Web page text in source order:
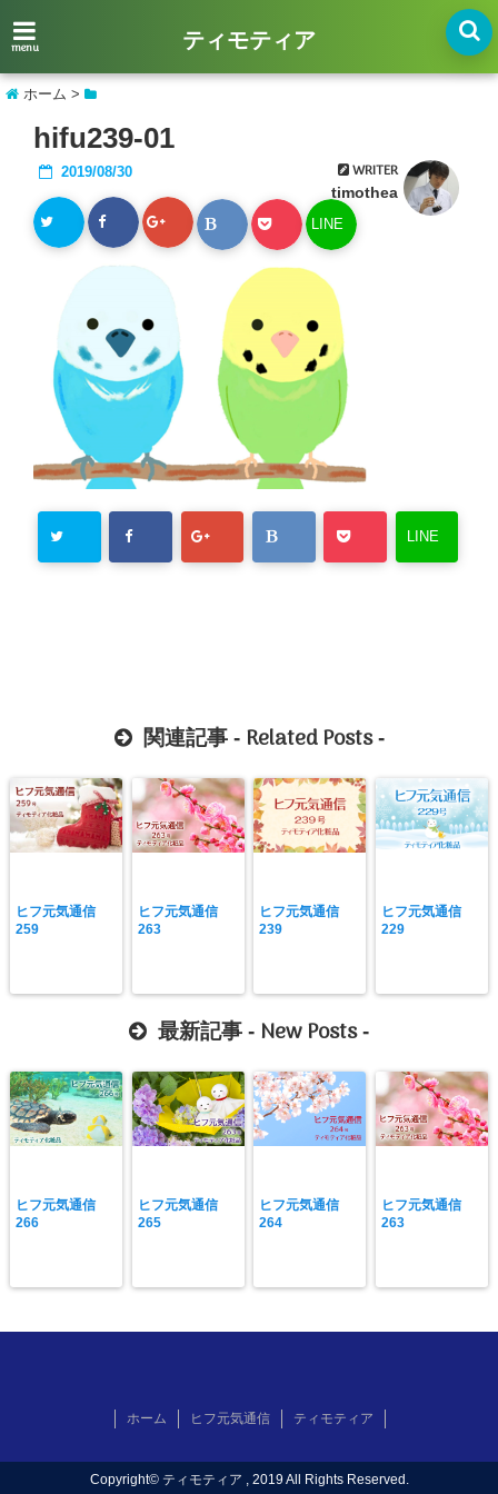
menu ティモティア
ホーム >
hifu239-01
2019/08/30 WRITER
timothea
LINE
LINE
関連記事 - Related Posts-
ヒフ元気通信
259
ヒフ元気通信
263
ヒフ元気通信
239
ヒフ元気通信
229
最新記事 - New Posts-
ヒフ元気通信
266
ヒフ元気通信
265
ヒフ元気通信
264
ヒフ元気通信
263
ホーム ヒフ元気通信 ティモティア
Copyright© ティモティア , 2019 All Rights Reserved.